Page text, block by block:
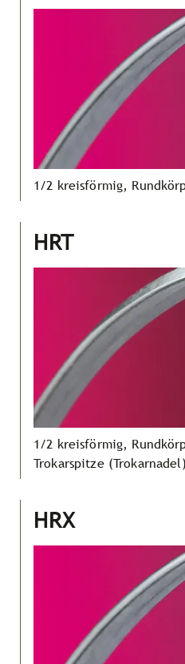
1/2 kreisförmig,
HRT
1/2 kreisförmig,
Trokarspitze (Trokarnadel)
HRX